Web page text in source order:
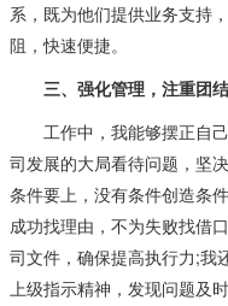
系，既为他们提供业务支持
阻，快速便捷。
三、强化管理，注重团
工作中，我能够摆正自己
司发展的大局看待问题，坚
条件要上，没有条件创造条
成功找理由，不为失败找借
司文件，确保提高执行力;我
上级指示精神，发现问题及